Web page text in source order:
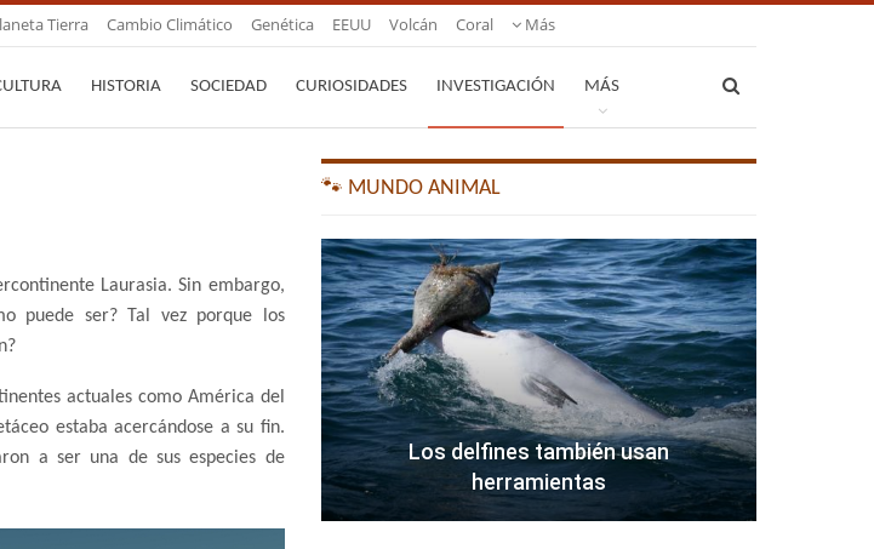
Tierra Cambio Climático Genética EEUU Volcán Coral Más
HISTORIA SOCIEDAD CURIOSIDADES INVESTIGACIÓN MÁS
Laurasia. Sin embargo,
puede ser? Tal vez porque los
actuales como América del
estaba acercándose a su fin.
a ser una de sus especies de
🐾 MUNDO ANIMAL
Los delfines también usan
herramientas